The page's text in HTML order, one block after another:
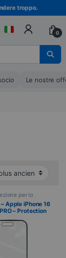
troppo.
0
Le nostre
più recente al più
per lo
Telefonia ,
Apple iPhone 16
– Protection
+